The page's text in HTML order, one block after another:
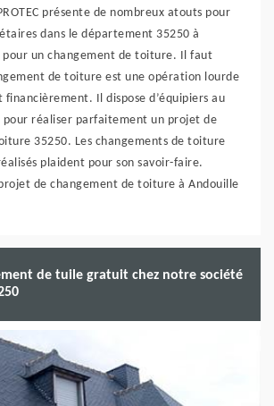
présente de nombreux atouts pour
dans le département 35250 à
un changement de toiture. Il faut
de toiture est une opération lourde
Il dispose d’équipiers au
pour réaliser parfaitement un projet de
35250. Les changements de toiture
plaident pour son savoir-faire.
de changement de toiture à Andouille
de tuile gratuit chez notre société